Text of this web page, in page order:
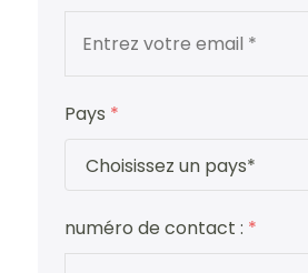
Pays *
numéro de contact : *